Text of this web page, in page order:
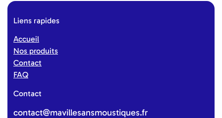
Liens rapides
Accueil
Nos produits
Contact
FAQ
Contact
contact@mavillesansmoustiques.fr